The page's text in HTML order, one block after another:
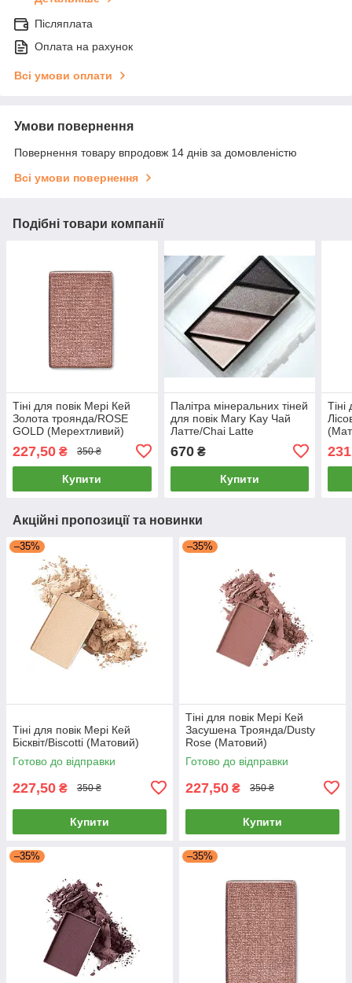
Післяплата
Оплата на рахунок
Всі умови оплати
Умови повернення
Повернення товару впродовж 14 днів за домовленістю
Всі умови повернення
Подібні товари компанії
Тіні для повік Мері Кей
Золота троянда/ROSE
GOLD (Мерехтливий)
227,50 ₴ 350 ₴
Купити
Палітра мінеральних тіней
для повік Mary Kay Чай
Латте/Chai Latte
(Матовий,Мерехтливий)
670₴
Купити
231
Акційні пропозиції та новинки
–35%
Тіні для повік Мері Кей
Бісквіт/Biscotti (Матовий)
Готово до відправки
227,50 ₴ 350 ₴
Купити
–35%
Тіні для повік Мері Кей
Засушена Троянда/Dusty
Rose (Матовий)
Готово до відправки
227,50 ₴ 350 ₴
Купити
–35% –35%